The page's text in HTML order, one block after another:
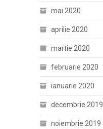
mai 2020
aprilie 2020
martie 2020
februarie 2020
ianuarie 2020
decembrie 2019
noiembrie 2019